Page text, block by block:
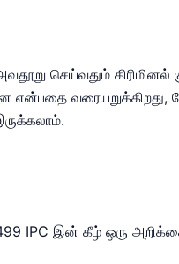
செய்வதும் கிரிமினல்
வரையறுக்கிறது,
499 IPC இன் கீழ் ஒரு